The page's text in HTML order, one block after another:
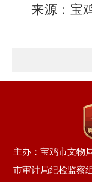
来源：宝
主办：宝鸡市文物
市审计局纪检监察组